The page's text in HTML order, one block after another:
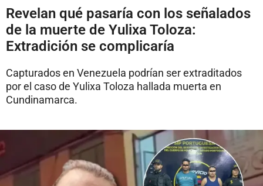
Revelan qué pasaría con los señalados
de la muerte de Yulixa Toloza:
Extradición se complicaría
Capturados en Venezuela podrían ser extraditados
por el caso de Yulixa Toloza hallada muerta en
Cundinamarca.